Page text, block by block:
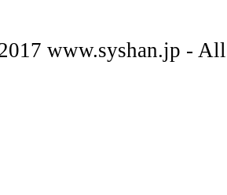
www.syshan.jp -